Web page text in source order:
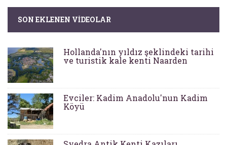
SON EKLENEN VIDEOLAR
Hollanda'nın yıldız şeklindeki tarihi
ve turistik kale kenti Naarden
Evciler: Kadim Anadolu'nun Kadim
Köyü